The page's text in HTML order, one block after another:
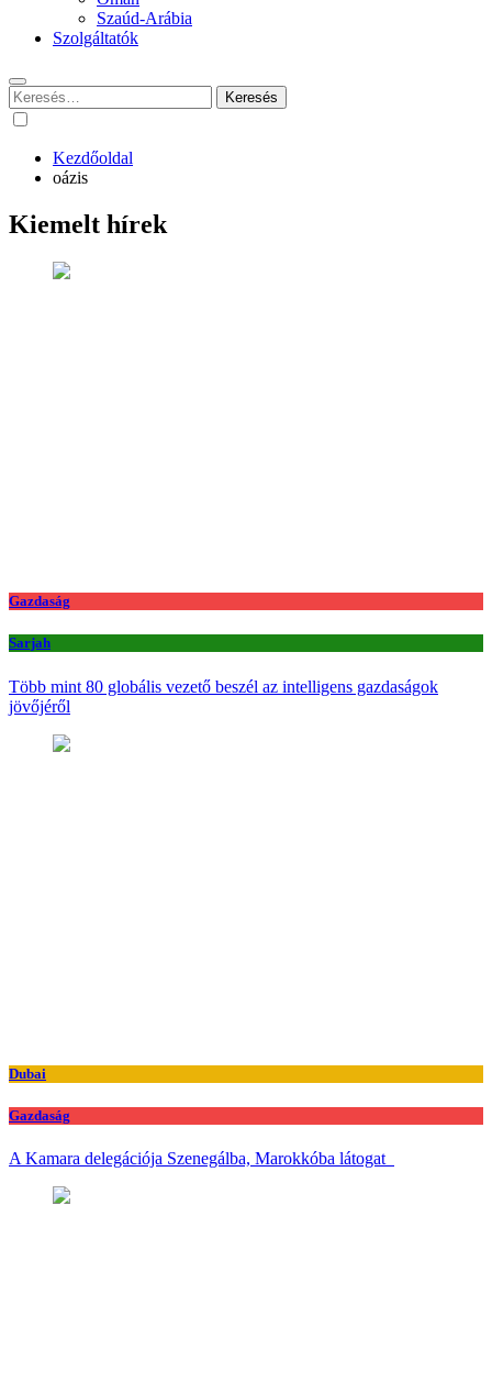
Szaúd-Arábia
Szolgáltatók
Keresés:
Kezdőoldal
oázis
Kiemelt hírek
Gazdaság
Sarjah
Több mint 80 globális vezető beszél az intelligens gazdaságok
jövőjéről
Dubai
Gazdaság
A Kamara delegációja Szenegálba, Marokkóba látogat